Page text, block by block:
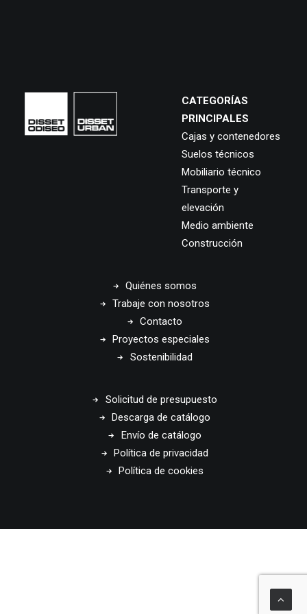
CATEGORÍAS
PRINCIPALES
Cajas y contenedores
Suelos técnicos
Mobiliario técnico
Transporte y
elevación
Medio ambiente
Construcción
Quiénes somos
Trabaje con nosotros
Contacto
Proyectos especiales
Sostenibilidad
Solicitud de presupuesto
Descarga de catálogo
Envío de catálogo
Política de privacidad
Política de cookies